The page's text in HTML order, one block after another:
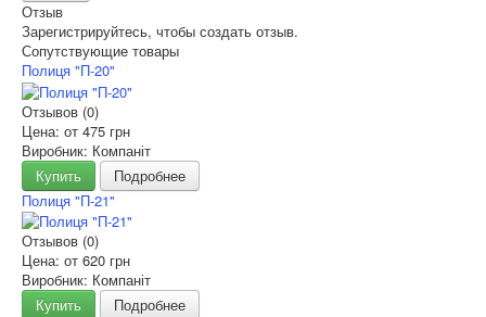
Отзыв
Зарегистрируйтесь, чтобы создать отзыв.
Сопутствующие товары
Полиця "П-20"
Отзывов (0)
Цена: от 475 грн
Виробник: Компаніт
Купить
Подробнее
Полиця "П-21"
Отзывов (0)
Цена: от 620 грн
Виробник: Компаніт
Купить
Подробнее